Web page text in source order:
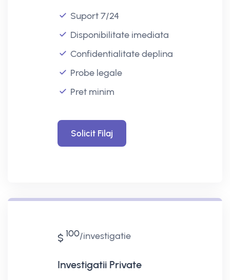
Suport 7/24
Disponibilitate imediata
Confidentialitate deplina
Probe legale
Pret minim
Solicit Filaj
$ 100 investigatie
Investigatii Private